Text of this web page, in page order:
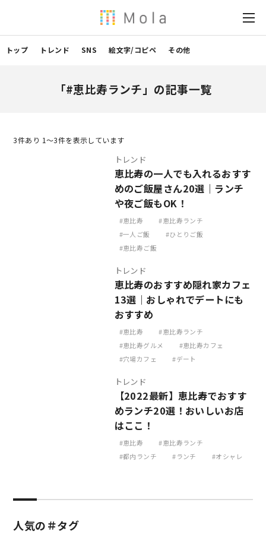
トップ トレンド SNS 絵文字/コピペ その他
「#恵比寿ランチ」の記事一覧
3件あり 1〜3件を表示しています
トレンド
恵比寿の一人でも入れるおすす
めのご飯屋さん20選｜ランチ
や夜ご飯もOK！
恵比寿
恵比寿ランチ
一人ご飯
ひとりご飯
恵比寿ご飯
トレンド
恵比寿のおすすめ隠れ家カフェ
13選｜おしゃれでデートにも
おすすめ
恵比寿
恵比寿ランチ
恵比寿グルメ
恵比寿カフェ
穴場カフェ
デート
トレンド
【2022最新】恵比寿でおすす
めランチ20選！おいしいお店
はここ！
恵比寿
恵比寿ランチ
都内ランチ
ランチ オシャレ
人気の＃タグ